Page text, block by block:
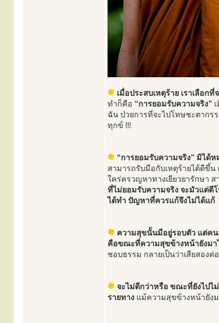
เมื่อประสบเหตุร้าย เราเลือก
ทำก็คือ “การยอมรับความจริง”
ฉัน ป่วยการที่จะไปโทษชะตากร
ทุกข์ !!!
“การยอมรับความจริง” มิได้
สามารถรับมือกับเหตุร้ายได้ดีขึ้น
ใคร่ครวญหาทางเยียวยารักษา
ที่ไม่ยอมรับความจริง จะมัวแต่ตี
ได้ทำ ปัญหาที่ควรแก้จึงไม่ได้แก้
ความสุขนั้นมีอยู่รอบตัว แต่คน
คือขณะที่ความสุขข้างหน้ายังมา
ชอบธรรม กลายเป็นว่าเสียสองต่อ
จะไม่ดีกว่าหรือ ขณะที่ยังไปไ
รายทาง แม้ความสุขข้างหน้ายัง